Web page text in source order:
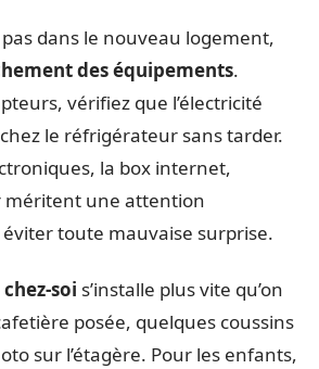
dans le nouveau logement,
des équipements.
vérifiez que l’électricité
le réfrigérateur sans tarder.
la box internet,
méritent une attention
toute mauvaise surprise.
soi s’installe plus vite qu’on
posée, quelques coussins
sur l’étagère. Pour les enfants,